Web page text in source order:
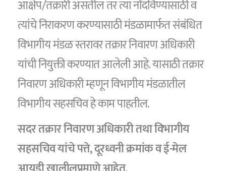
आक्षेप/तक्रारी असतील तर त्या नोंदविण्यासाठी व
त्यांचे निराकरण करण्यासाठी मंडळामार्फत संबंधित
विभागीय मंडळ स्तरावर तक्रार निवारण अधिकारी
यांची नियुक्ती करण्यात आलेली आहे. यासाठी तक्रार
निवारण अधिकारी म्हणून विभागीय मंडळातील
विभागीय सहसचिव हे काम पाहतील.
सदर तक्रार निवारण अधिकारी तथा विभागीय
सहसचिव यांचे पत्ते, दूरध्वनी क्रमांक व ई-मेल